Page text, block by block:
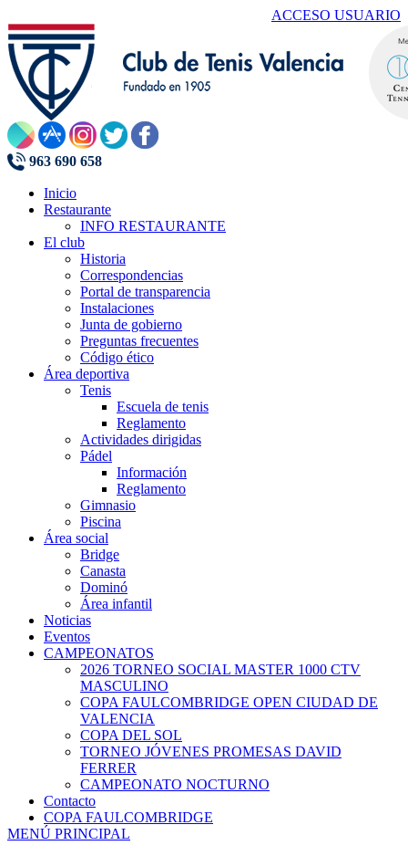
ACCESO USUARIO
963 690 658
Inicio
Restaurante
INFO RESTAURANTE
El club
Historia
Correspondencias
Portal de transparencia
Instalaciones
Junta de gobierno
Preguntas frecuentes
Código ético
Área deportiva
Tenis
Escuela de tenis
Reglamento
Actividades dirigidas
Pádel
Información
Reglamento
Gimnasio
Piscina
Área social
Bridge
Canasta
Dominó
Área infantil
Noticias
Eventos
CAMPEONATOS
2026 TORNEO SOCIAL MASTER 1000 CTV
MASCULINO
COPA FAULCOMBRIDGE OPEN CIUDAD DE
VALENCIA
COPA DEL SOL
TORNEO JÓVENES PROMESAS DAVID
FERRER
CAMPEONATO NOCTURNO
Contacto
COPA FAULCOMBRIDGE
MENÚ PRINCIPAL